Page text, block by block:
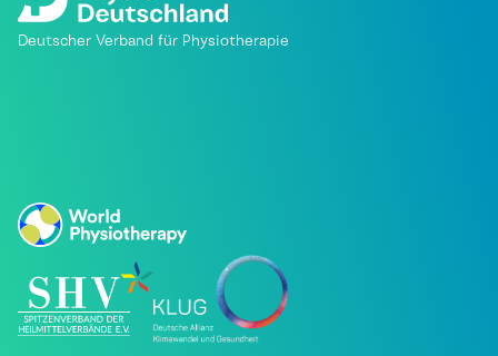
Deutscher Verband für Physiotherapie